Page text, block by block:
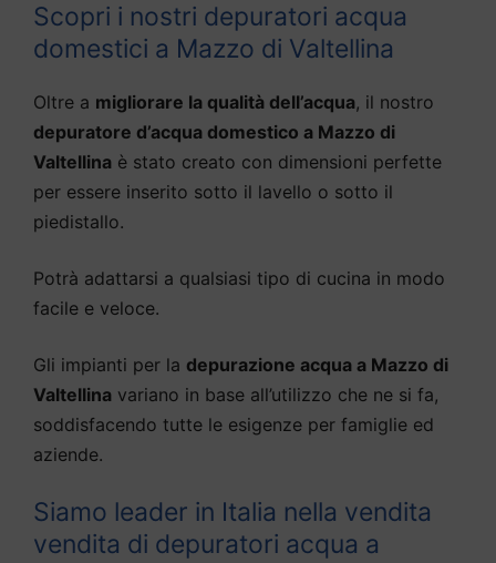
Scopri i nostri depuratori acqua
domestici a Mazzo di Valtellina
Oltre a migliorare la qualità dell’acqua, il nostro
depuratore d’acqua domestico a Mazzo di
Valtellina è stato creato con dimensioni perfette
per essere inserito sotto il lavello o sotto il
piedistallo.
Potrà adattarsi a qualsiasi tipo di cucina in modo
facile e veloce.
Gli impianti per la depurazione acqua a Mazzo di
Valtellina variano in base all’utilizzo che ne si fa,
soddisfacendo tutte le esigenze per famiglie ed
aziende.
Siamo leader in Italia nella vendita
vendita di depuratori acqua a